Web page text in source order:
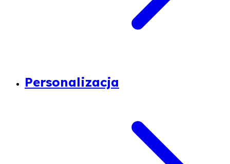
Personalizacja